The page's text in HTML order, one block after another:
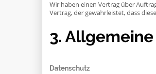
Wir haben einen Vertrag über
Vertrag, der gewährleistet, dass
3.
Datenschutz